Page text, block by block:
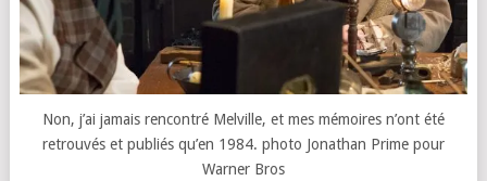
Non, j’ai jamais ren­con­tré Melville, et mes mémoires n’ont été
retrou­vés et publiés qu’en 1984. pho­to Jonathan Prime pour
Warner Bros